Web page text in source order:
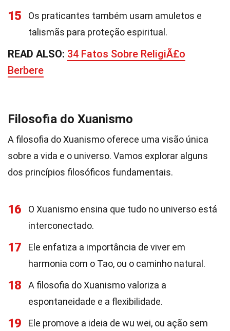
15
Os praticantes também usam amuletos e
talismãs para proteção espiritual.
READ ALSO: 34 Fatos Sobre ReligiÃ£o
Berbere
Filosofia do Xuanismo
A filosofia do Xuanismo oferece uma visão única
sobre a vida e o universo. Vamos explorar alguns
dos princípios filosóficos fundamentais.
16
O Xuanismo ensina que tudo no universo está
interconectado.
17
Ele enfatiza a importância de viver em
harmonia com o Tao, ou o caminho natural.
18
A filosofia do Xuanismo valoriza a
espontaneidade e a flexibilidade.
19
Ele promove a ideia de wu wei, ou ação sem